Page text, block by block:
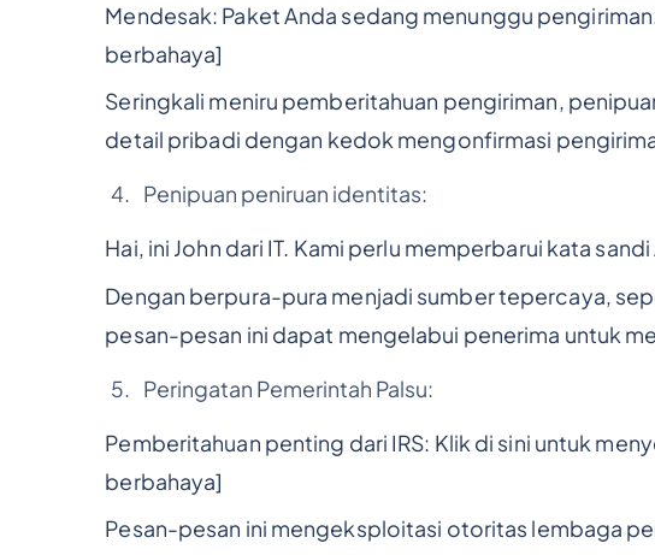
Mendesak: Paket Anda sedang menunggu
berbahaya]
Seringkali meniru pemberitahuan pengiriman,
detail pribadi dengan kedok mengonfirmasi
Penipuan peniruan identitas:
Hai, ini John dari IT. Kami perlu memperbarui kata
Dengan berpura-pura menjadi sumber tepercaya,
pesan-pesan ini dapat mengelabui penerima untuk
Peringatan Pemerintah Palsu:
Pemberitahuan penting dari IRS: Klik di sini untuk
berbahaya]
Pesan-pesan ini mengeksploitasi otoritas lembaga